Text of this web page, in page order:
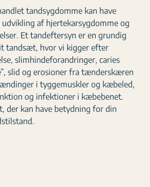
tandsygdomme kan have
af hjertekarsygdomme og
Et tandeftersyn er en grundig
tandsæt, hvor vi kigger efter
slimhindeforandringer, caries
slid og erosioner fra tænderskæren
i tyggemuskler og kæbeled,
og infektioner i kæbebenet.
der kan have betydning for din